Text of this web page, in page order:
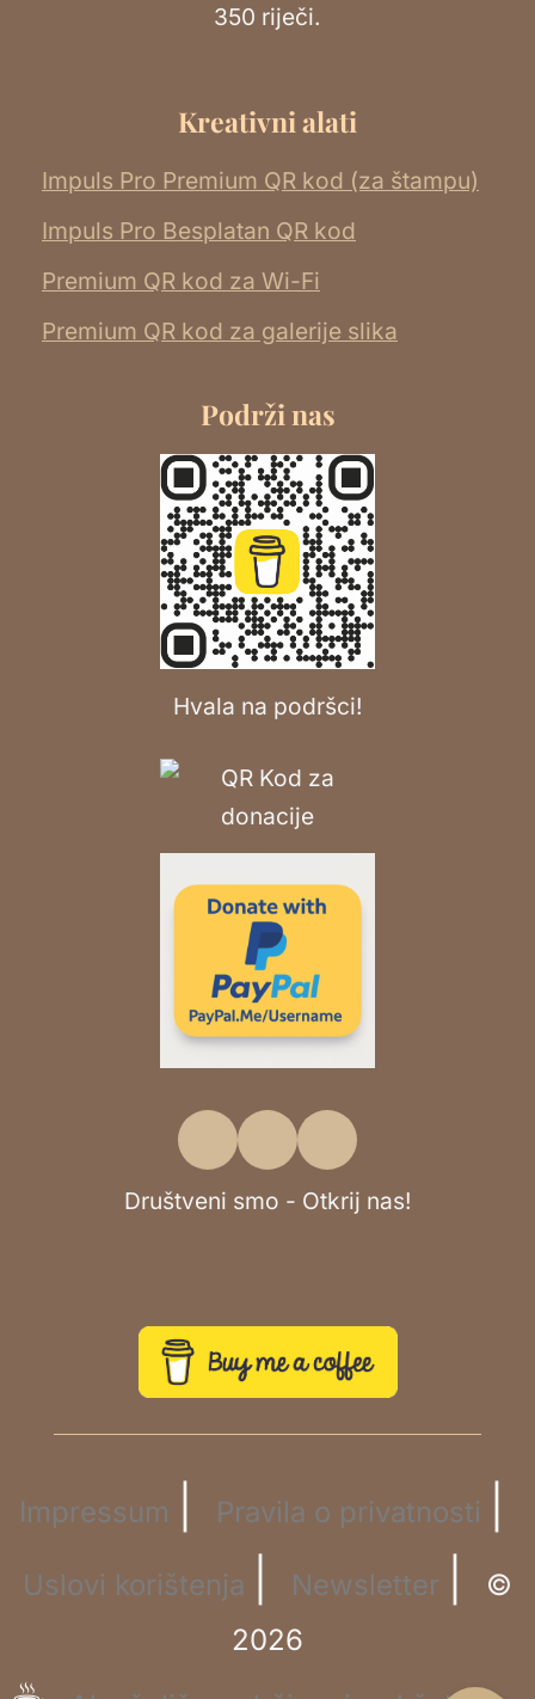
350 riječi.
Kreativni alati
Impuls Pro Premium QR kod (za štampu)
Impuls Pro Besplatan QR kod
Premium QR kod za Wi-Fi
Premium QR kod za galerije slika
Podrži nas
Hvala na podršci!
Društveni smo - Otkrij nas!
Impressum Pravila o privatnosti
Uslovi korištenja Newsletter
©
2026